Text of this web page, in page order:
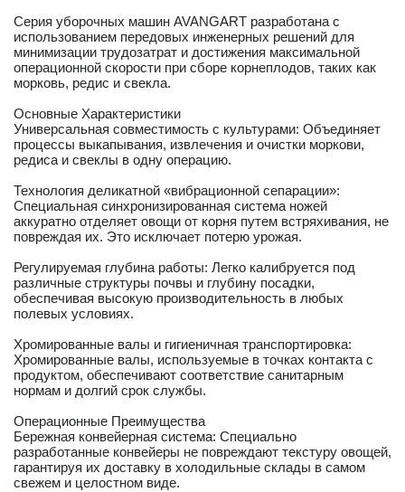
Серия уборочных машин AVANGART разработана с
использованием передовых инженерных решений для
минимизации трудозатрат и достижения максимальной
операционной скорости при сборе корнеплодов, таких как
морковь, редис и свекла.
Основные Характеристики
Универсальная совместимость с культурами: Объединяет
процессы выкапывания, извлечения и очистки моркови,
редиса и свеклы в одну операцию.
Технология деликатной «вибрационной сепарации»:
Специальная синхронизированная система ножей
аккуратно отделяет овощи от корня путем встряхивания, не
повреждая их. Это исключает потерю урожая.
Регулируемая глубина работы: Легко калибруется под
различные структуры почвы и глубину посадки,
обеспечивая высокую производительность в любых
полевых условиях.
Хромированные валы и гигиеничная транспортировка:
Хромированные валы, используемые в точках контакта с
продуктом, обеспечивают соответствие санитарным
нормам и долгий срок службы.
Операционные Преимущества
Бережная конвейерная система: Специально
разработанные конвейеры не повреждают текстуру овощей,
гарантируя их доставку в холодильные склады в самом
свежем и целостном виде.